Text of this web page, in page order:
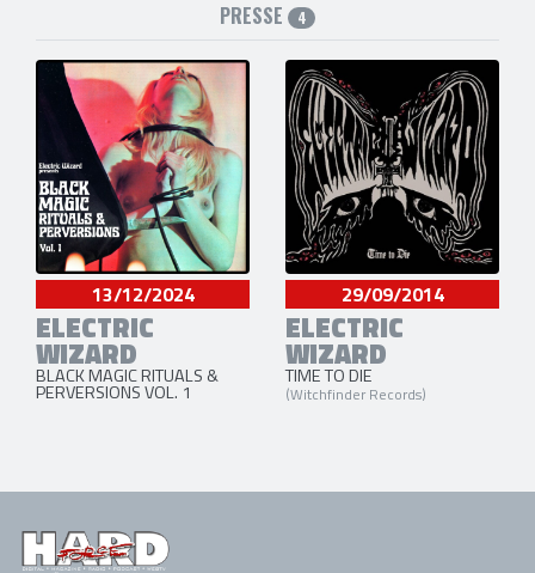
PRESSE 4
13/12/2024
ELECTRIC
WIZARD
BLACK MAGIC RITUALS &
PERVERSIONS VOL. 1
29/09/2014
ELECTRIC
WIZARD
TIME TO DIE
(Witchfinder Records)